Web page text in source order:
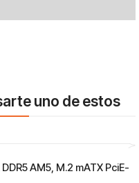
uno de estos
AM5, M.2 mATX PciE-